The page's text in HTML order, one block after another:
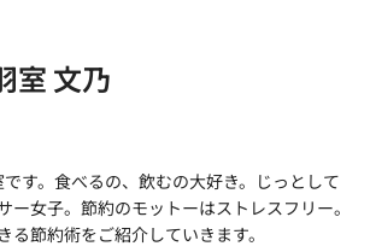
室 文乃
す。食べるの、飲むの大好き。じっとして
ー女子。節約のモットーはストレスフリー。
る節約術をご紹介していきます。